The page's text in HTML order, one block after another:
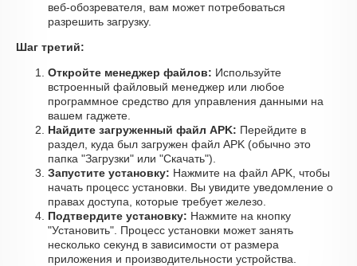
веб-обозревателя, вам может потребоваться
разрешить загрузку.
Шаг третий:
Откройте менеджер файлов: Используйте
встроенный файловый менеджер или любое
программное средство для управления данными на
вашем гаджете.
Найдите загруженный файл APK: Перейдите в
раздел, куда был загружен файл APK (обычно это
папка "Загрузки" или "Скачать").
Запустите установку: Нажмите на файл APK, чтобы
начать процесс установки. Вы увидите уведомление о
правах доступа, которые требует железо.
Подтвердите установку: Нажмите на кнопку
"Установить". Процесс установки может занять
несколько секунд в зависимости от размера
приложения и производительности устройства.